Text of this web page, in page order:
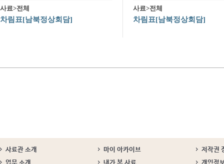
사료>전체
차림표[남북정상회담]
사료>전체
차림표[남북정상회담]
사료관 소개 마이 아카이브
저작권